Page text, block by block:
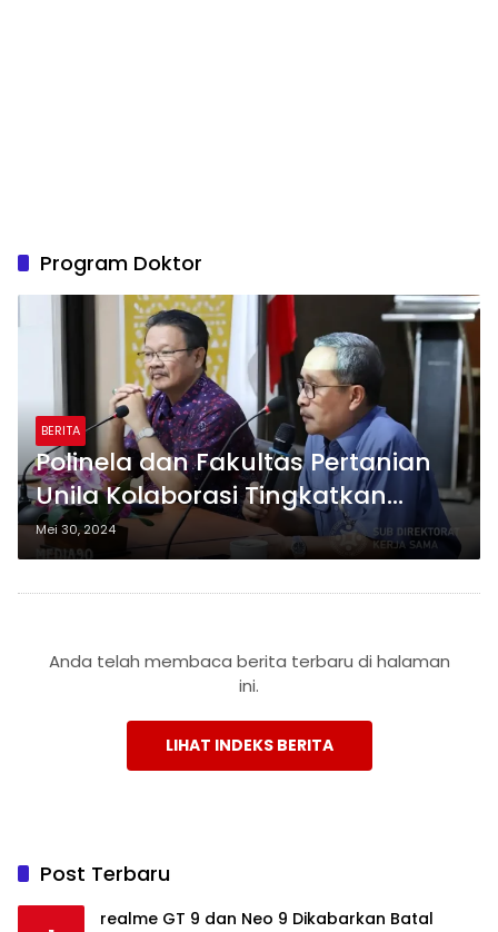
Program Doktor
BERITA
Polinela dan Fakultas Pertanian
Unila Kolaborasi Tingkatkan
Kualitas Pengajar Melalui
Program S3
Mei 30, 2024
Anda telah membaca berita terbaru di halaman
ini.
LIHAT INDEKS BERITA
Post Terbaru
realme GT 9 dan Neo 9 Dikabarkan Batal